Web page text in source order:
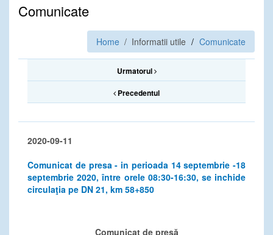
Comunicate
Home / Informatii utile Comunicate
Urmatorul
Precedentul
2020-09-11
Comunicat de presa - in perioada 14 septembrie -18
septembrie 2020, între orele 08:30-16:30, se inchide
circulaţia pe DN 21, km 58+850
Comunicat de presă